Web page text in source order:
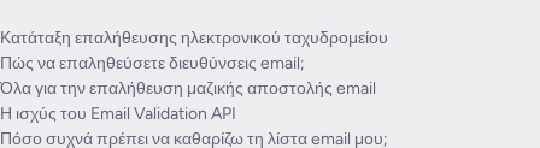
Κατάταξη επαλήθευσης ηλεκτρονικού ταχυδρομείου
Πώς να επαληθεύσετε διευθύνσεις email;
Όλα για την επαλήθευση μαζικής αποστολής email
Η ισχύς του Email Validation API
Πόσο συχνά πρέπει να καθαρίζω τη λίστα email μου;